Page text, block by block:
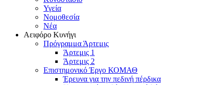
Υγεία
Νομοθεσία
Νέα
Αειφόρο Κυνήγι
Πρόγραμμα Άρτεμις
Άρτεμις 1
Άρτεμις 2
Επιστημονικό Έργο ΚΟΜΑΘ
Έρευνα για την πεδινή πέρδικα